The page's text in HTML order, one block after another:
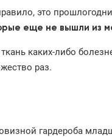
это
еще не вышли из
каких-либо
раз.
гардероба